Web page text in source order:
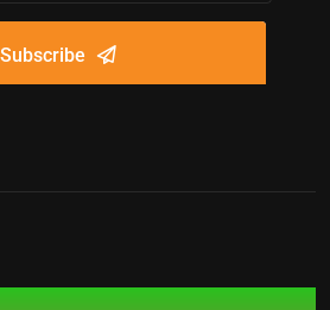
Subscribe